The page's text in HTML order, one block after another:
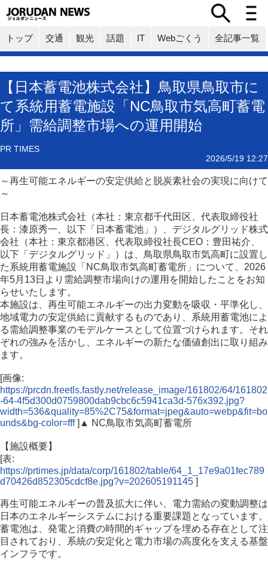
トップ 交通 観光 話題 IT Webごくう 全記事一覧
【日本蓄電池株式会社】鳥取県鳥取市に
て系統用蓄電施設「NC鳥取市気高町蓄電
所」需給調整市場への運用開始
PR TIMES
2026/5/19 12:27
～再生可能エネルギーの安定供給と脱炭素社会の実現に向けて
～
日本蓄電池株式会社（本社：東京都千代田区、代表取締役社
長：漆原秀一、以下「日本蓄電池」）、デジタルグリッド株式
会社（本社：東京都港区、代表取締役社長CEO：豊田祐介、
以下「デジタルグリッド」）は、鳥取県鳥取市気高町に設置し
た系統用蓄電施設「NC鳥取市気高町蓄電所」について、2026
年5月13日より需給調整市場向けの運用を開始したことをお知
らせいたします。
本施設は、再生可能エネルギーの出力変動を吸収・平準化し、
地域電力の安定供給に貢献するものであり、系統用蓄電池によ
る需給調整事業のモデルケースとして位置づけられます。それ
ぞれの強みを活かし、エネルギーの新たな価値創出に取り組み
ます。
[画像:
https://prcdn.freetls.fastly.net/release_image/161802/64/161802
-64-4f5d300d0759800dab9cbc6c5941ca3d-576x392.jpg?
width=536&quality=85%2C75&format=jpeg&auto=webp&fit=bo
unds&bg-color=fff]▲ NC鳥取市気高町蓄電所
【施設概要】
[表:
https://prtimes.jp/data/corp/161802/table/64_1_17e9a01fec789
d70426d852305cdcf8e.jpg?v=202605191145 ]
再生可能エネルギーの普及拡大に伴い、電力需給の変動調整は
日本のエネルギーシステムにおける重要課題となっています。
蓄電池は、発電と消費の時間的ギャップを埋める存在として注
目されており、系統の安定化と電力市場の高度化を支える基盤
インフラです。